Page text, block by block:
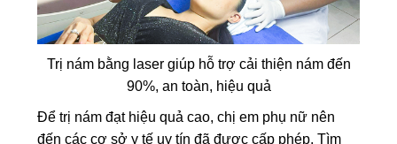
Trị nám bằng laser giúp hỗ trợ cải thiện nám đến
90%, an toàn, hiệu quả
Để trị nám đạt hiệu quả cao, chị em phụ nữ nên
đến các cơ sở y tế uy tín đã được cấp phép. Tìm